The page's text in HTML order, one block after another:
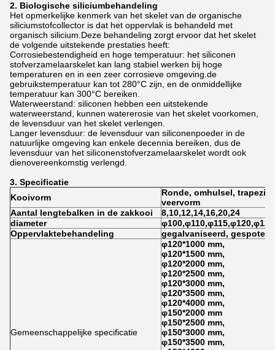
2. Biologische siliciumbehandeling
Het opmerkelijke kenmerk van het skelet van de organische
siliciumstofcollector is dat het oppervlak is behandeld met
organisch silicium.Deze behandeling zorgt ervoor dat het skelet
de volgende uitstekende prestaties heeft:
Corrosiebestendigheid en hoge temperatuur: het siliconen
stofverzamelaarskelet kan lang stabiel werken bij hoge
temperaturen en in een zeer corrosieve omgeving.de
gebruikstemperatuur kan tot 280°C zijn, en de onmiddellijke
temperatuur kan 300°C bereiken.
Waterweerstand: siliconen hebben een uitstekende
waterweerstand, kunnen watererosie van het skelet voorkomen,
de levensduur van het skelet verlengen.
Langer levensduur: de levensduur van siliconenpoeder in de
natuurlijke omgeving kan enkele decennia bereiken, dus de
levensduur van het siliconenstofverzamelaarskelet wordt ook
dienovereenkomstig verlengd.
3. Specificatie
Kooivorm
Ronde, omhulsel,
veervorm
Aantal lengtebalken in de zakkooi
8,10,12,14,16,20,24
diameter
Oppervlaktebehandeling
gegalvaniseerd,
Gemeenschappelijke specificatie
φ120*1000 mm,
φ120*1500 mm,
φ120*2000 mm,
φ120*2500 mm,
φ120*3000 mm,
φ120*3500 mm,
φ120*4000 mm,
φ150*2000 mm
φ150*2500 mm,
φ150*3000 mm,
φ150*3500 mm,